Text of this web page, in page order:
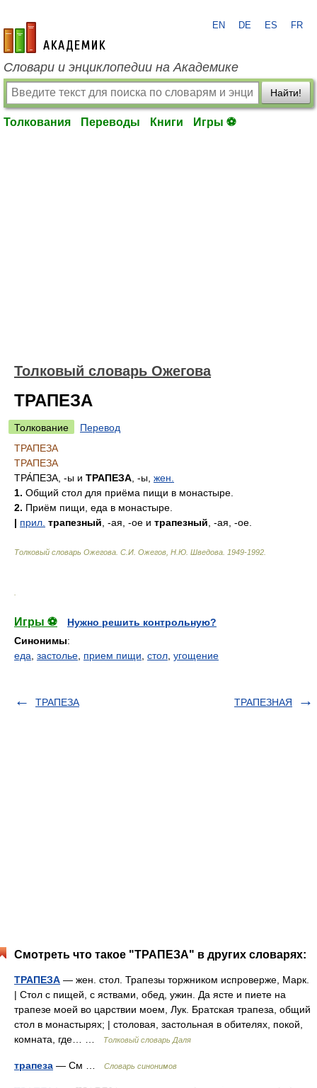
academic.ru
EN DE ES FR
Словари и энциклопедии на Академике
Найти!
Толкования Переводы Книги Игры ⚽
Толковый словарь Ожегова
ТРАПЕЗА
Толкование
Перевод
ТРАПЕЗА
ТРАПЕЗА
ТРА́ПЕЗА , -ы и ТРАПЕЗА , -ы, жен.
1. Общий стол для приёма пищи в монастыре.
2. Приём пищи, еда в монастыре.
| прил. трапезный , -ая, -ое и трапезный , -ая, -ое.
Толковый словарь Ожегова С.И. Ожегов, Н.Ю. Шведова. 1949-1992
Игры ⚽
Нужно решить контрольную?
Синонимы:
еда застолье прием пищи стол угощение
ТРАПЕЗА ТРАПЕЗНАЯ
Смотреть что такое "ТРАПЕЗА" в других словарях:
ТРАПЕЗА — жен. стол. Трапезы торжником испроверже, Марк.
| Стол с пищей, с яствами, обед, ужин. Да ясте и пиете на
трапезе моей во царствии моем, Лук. Братская трапеза, общий
стол в монастырях; | столовая, застольная в обителях, покой,
комната, где… …
Толковый словарь Даля
трапеза — См … Словарь синонимов